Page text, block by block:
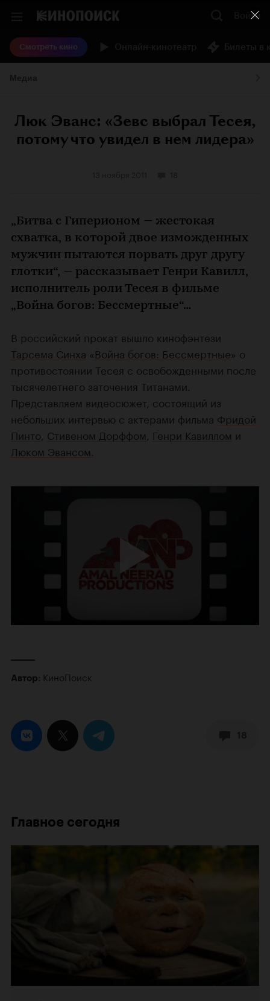
Войти
Смотреть кино
Люк Эванс: «Зевс выбрал Тесея,
потому что увидел в нем лидера»
„Битва с Гиперионом — жестокая
схватка, в которой двое изможденных
мужчин пытаются порвать друг другу
глотки“, — рассказывает Генри Кавилл,
исполнитель роли Тесея в фильме
„Война богов: Бессмертные“…
В российский прокат вышло кинофэнтези
Тарсема Синха «Война богов: Бессмертные» о
противостоянии Тесея с освобожденными после
тысячелетнего заточения Титанами.
Представляем видеосюжет, состоящий из
небольших интервью с актерами фильма Фридой
Пинто Стивеном Дорффом Генри Кавиллом и
Люком Эвансом
Автор: КиноПоиск
Главное сегодня